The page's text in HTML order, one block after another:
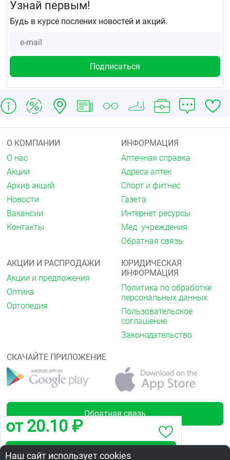
Без рецепта.
от 20.10 ₽
Забронировать по адресу пр. Мира, 8
Узнай первым!
Будь в курсе послених новостей и акций.
О КОМПАНИИ
О нас
Акции
Архив акций
Новости
Вакансии
Контакты
ИНФОРМАЦИЯ
Аптечная справка
Адреса аптек
Спорт и фитнес
Газета
Интернет ресурсы
Мед. учреждения
Обратная связь
АКЦИИ И РАСПРОДАЖИ
Акции и предложения
Оптика
Ортопедия
ЮРИДИЧЕСКАЯ
ИНФОРМАЦИЯ
Политика по обработке
персональных данных
Пользовательское
соглашение
Законодательство
СКАЧАЙТЕ ПРИЛОЖЕНИЕ
Обратная связь
Наш сайт использует cookies